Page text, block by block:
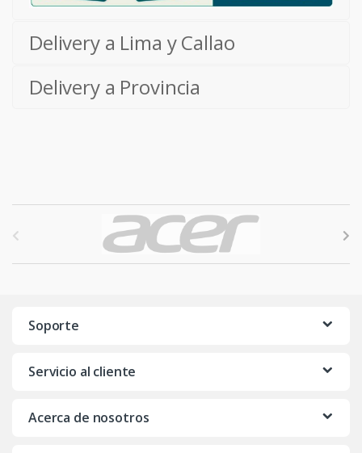
Delivery a Lima y Callao
Delivery a Provincia
Soporte
Servicio al cliente
Acerca de nosotros